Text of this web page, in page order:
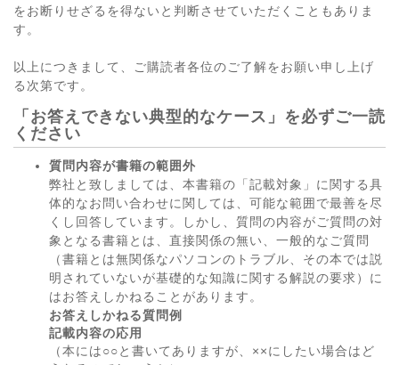
をお断りせざるを得ないと判断させていただくこともありま
す。
以上につきまして、ご購読者各位のご了解をお願い申し上げ
る次第です。
「お答えできない典型的なケース」を必ずご一読
ください
質問内容が書籍の範囲外
弊社と致しましては、本書籍の「記載対象」に関する具
体的なお問い合わせに関しては、可能な範囲で最善を尽
くし回答しています。しかし、質問の内容がご質問の対
象となる書籍とは、直接関係の無い、一般的なご質問
（書籍とは無関係なパソコンのトラブル、その本では説
明されていないが基礎的な知識に関する解説の要求）に
はお答えしかねることがあります。
お答えしかねる質問例
記載内容の応用
（本には○○と書いてありますが、××にしたい場合はど